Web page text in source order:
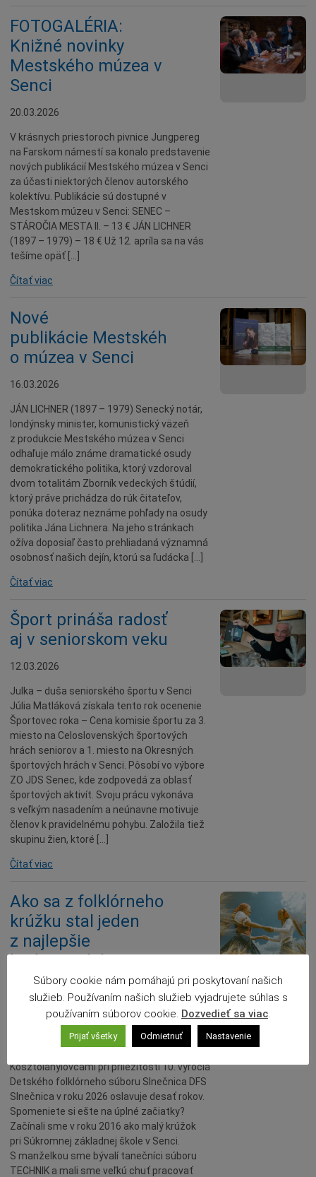
FOTOGALÉRIA:
Knižné novinky
Mestského múzea v
Senci
20.03.2026
V krásnych priestoroch pivnice Jungpereg
na Farskom námestí sa konalo predstavenie
nových publikácií Mestského múzea v Senci
za účasti niektorých členov autorského
kolektívu. Publikácie sú dostupné v
Mestskom múzeu v Senci: SENEC –
STÁROČIA MESTA II. – 13 € JÁN LICHNER
(1897 – 1979) – 18 € Už 12. apríla sa na vás
tešíme opäť […]
Čítať viac
Nové
publikácie Mestskéh
o múzea v Senci
16.03.2026
JÁN LICHNER (1897 – 1979) Senecký notár,
londýnsky minister, komunistický väzeň
z produkcie Mestského múzea v Senci
odhaľuje málo známe dramatické osudy
demokratického politika, ktorý vzdoroval
dvom totalitám Zborník vedeckých štúdií,
ktorý práve prichádza do rúk čitateľov,
ponúka doteraz neznáme pohľady na osudy
politika Jána Lichnera. Na jeho stránkach
ožíva doposiaľ často prehliadaná významná
osobnosť našich dejín, ktorú sa ľudácka […]
Čítať viac
Šport prináša radosť
aj v seniorskom veku
12.03.2026
Julka – duša seniorského športu v Senci
Júlia Matláková získala tento rok ocenenie
Športovec roka – Cena komisie športu za 3.
miesto na Celoslovenských športových
hrách seniorov a 1. miesto na Okresných
športových hrách v Senci. Pôsobí vo výbore
ZO JDS Senec, kde zodpovedá za oblasť
športových aktivít. Svoju prácu vykonáva
s veľkým nasadením a neúnavne motivuje
členov k pravidelnému pohybu. Založila tiež
skupinu žien, ktoré […]
Čítať viac
Ako sa z folklórneho
krúžku stal jeden
z najlepšie
hodnotených
detských folklórnych
súborov
Kosztolányiovcami pri príležitosti 10. výročia
Detského folklórneho súboru Slnečnica DFS
Slnečnica v roku 2026 oslavuje desať rokov.
Spomeniete si ešte na úplné začiatky?
Začínali sme v roku 2016 ako malý krúžok
pri Súkromnej základnej škole v Senci.
S manželkou sme bývalí tanečníci súboru
TECHNIK a mali sme veľkú chuť pracovať
Súbory cookie nám pomáhajú pri poskytovaní našich
služieb. Používaním našich služieb vyjadrujete súhlas s
používaním súborov cookie. Dozvedieť sa viac
Prijať všetky Odmietnuť Nastavenie